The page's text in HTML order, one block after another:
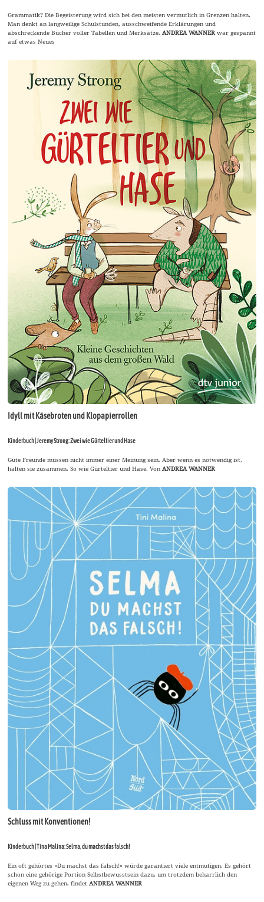
Grammatik? Die Begeisterung wird sich bei den meisten vermutlich in Grenzen halten.
Man denkt an langweilige Schulstunden, ausschweifende Erklärungen und
abschreckende Bücher voller Tabellen und Merksätze. ANDREA WANNERwar gespannt
auf etwas Neues
Idyll mit Käsebroten und Klopapierrollen
Kinderbuch | Jeremy Strong: Zwei wie Gürteltier und Hase
Gute Freunde müssen nicht immer einer Meinung sein. Aber wenn es notwendig ist,
halten sie zusammen. So wie Gürteltier und Hase. VonANDREA WANNER
Schluss mit Konventionen!
Kinderbuch | Tina Malina: Selma, du machst das falsch!
Ein oft gehörtes »Du machst das falsch!« würde garantiert viele entmutigen. Es gehört
schon eine gehörige Portion Selbstbewusstsein dazu, um trotzdem beharrlich den
eigenen Weg zu gehen, findetANDREA WANNER